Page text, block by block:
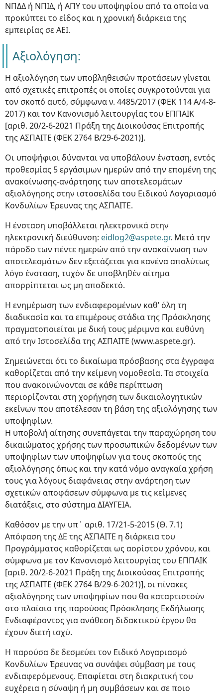
ΝΠΔΔ ή ΝΠΙΔ, ή ΑΠΥ του υποψηφίου από τα οποία να
προκύπτει το είδος και η χρονική διάρκεια της
εμπειρίας σε ΑΕΙ.
Αξιολόγηση:
Η αξιολόγηση των υποβληθεισών προτάσεων γίνεται
από σχετικές επιτροπές οι οποίες συγκροτούνται για
τον σκοπό αυτό, σύμφωνα ν. 4485/2017 (ΦΕΚ 114 Α/4-8-
2017) και τον Κανονισμό λειτουργίας του ΕΠΠΑΙΚ
[αριθ. 20/2-6-2021 Πράξη της Διοικούσας Επιτροπής
της ΑΣΠΑΙΤΕ (ΦΕΚ 2764 Β/29-6-2021)].
Οι υποψήφιοι δύνανται να υποβάλουν ένσταση, εντός
προθεσμίας 5 εργάσιμων ημερών από την επομένη της
ανακοίνωσης-ανάρτησης των αποτελεσμάτων
αξιολόγησης στην ιστοσελίδα του Ειδικού Λογαριασμό
Κονδυλίων Έρευνας της ΑΣΠΑΙΤΕ.
Η ένσταση υποβάλλεται ηλεκτρονικά στην
ηλεκτρονική διεύθυνση: eidlog2@aspete.gr. Μετά την
πάροδο των πέντε ημερών από την ανακοίνωση των
αποτελεσμάτων δεν εξετάζεται για κανένα απολύτως
λόγο ένσταση, τυχόν δε υποβληθέν αίτημα
απορρίπτεται ως μη αποδεκτό.
Η ενημέρωση των ενδιαφερομένων καθ’ όλη τη
διαδικασία και τα επιμέρους στάδια της Πρόσκλησης
πραγματοποιείται με δική τους μέριμνα και ευθύνη
από την Ιστοσελίδα της ΑΣΠΑΙΤΕ (www.aspete.gr).
Σημειώνεται ότι το δικαίωμα πρόσβασης στα έγγραφα
καθορίζεται από την κείμενη νομοθεσία. Τα στοιχεία
που ανακοινώνονται σε κάθε περίπτωση
περιορίζονται στη χορήγηση των δικαιολογητικών
εκείνων που αποτέλεσαν τη βάση της αξιολόγησης των
υποψηφίων.
Η υποβολή αίτησης συνεπάγεται την παραχώρηση του
δικαιώματος χρήσης των προσωπικών δεδομένων των
υποψηφίων των υποψηφίων για τους σκοπούς της
αξιολόγησης όπως και την κατά νόμο αναγκαία χρήση
τους για λόγους διαφάνειας στην ανάρτηση των
σχετικών αποφάσεων σύμφωνα με τις κείμενες
διατάξεις, στο σύστημα ΔΙΑΥΓΕΙΑ.
Καθόσον με την υπ΄ αριθ. 17/21-5-2015 (Θ. 7.1)
Απόφαση της ΔΕ της ΑΣΠΑΙΤΕ η διάρκεια του
Προγράμματος καθορίζεται ως αορίστου χρόνου, και
σύμφωνα με τον Κανονισμό λειτουργίας του ΕΠΠΑΙΚ
[αριθ. 20/2-6-2021 Πράξη της Διοικούσας Επιτροπής
της ΑΣΠΑΙΤΕ (ΦΕΚ 2764 Β/29-6-2021)], οι πίνακες
αξιολόγησης των υποψηφίων που θα καταρτιστούν
στο πλαίσιο της παρούσας Πρόσκλησης Εκδήλωσης
Ενδιαφέροντος για ανάθεση διδακτικού έργου θα
έχουν διετή ισχύ.
Η παρούσα δε δεσμεύει τον Ειδικό Λογαριασμό
Κονδυλίων Έρευνας να συνάψει σύμβαση με τους
ενδιαφερόμενους. Επαφίεται στη διακριτική του
ευχέρεια η σύναψη ή μη συμβάσεων και σε ποιο